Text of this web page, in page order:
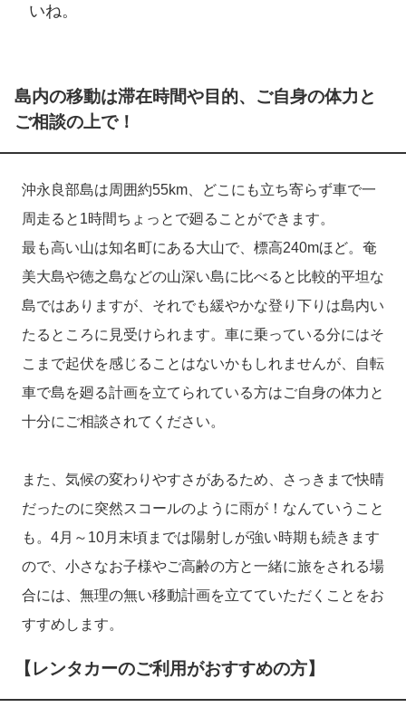
いね。
島内の移動は滞在時間や目的、ご自身の体力と
ご相談の上で！
沖永良部島は周囲約55km、どこにも立ち寄らず車で一
周走ると1時間ちょっとで廻ることができます。
最も高い山は知名町にある大山で、標高240mほど。奄
美大島や徳之島などの山深い島に比べると比較的平坦な
島ではありますが、それでも緩やかな登り下りは島内い
たるところに見受けられます。車に乗っている分にはそ
こまで起伏を感じることはないかもしれませんが、自転
車で島を廻る計画を立てられている方はご自身の体力と
十分にご相談されてください。
また、気候の変わりやすさがあるため、さっきまで快晴
だったのに突然スコールのように雨が！なんていうこと
も。4月～10月末頃までは陽射しが強い時期も続きます
ので、小さなお子様やご高齢の方と一緒に旅をされる場
合には、無理の無い移動計画を立てていただくことをお
すすめします。
【レンタカーのご利用がおすすめの方】